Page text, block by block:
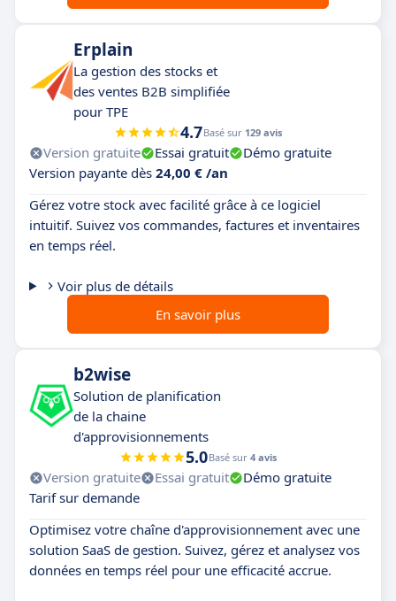
Erplain
La gestion des stocks et
des ventes B2B simplifiée
pour TPE
4.7Basé sur 129 avis
Version gratuite Essai gratuit
Démo gratuite
Version payante dès 24,00 € /an
Gérez votre stock avec facilité grâce à ce logiciel
intuitif. Suivez vos commandes, factures et inventaires
en temps réel.
Voir plus de détails
En savoir plus
b2wise
Solution de planification
de la chaine
d'approvisionnements
5.0Basé sur 4 avis
Version gratuite Essai gratuit
Démo gratuite
Tarif sur demande
Optimisez votre chaîne d'approvisionnement avec une
solution SaaS de gestion. Suivez, gérez et analysez vos
données en temps réel pour une efficacité accrue.